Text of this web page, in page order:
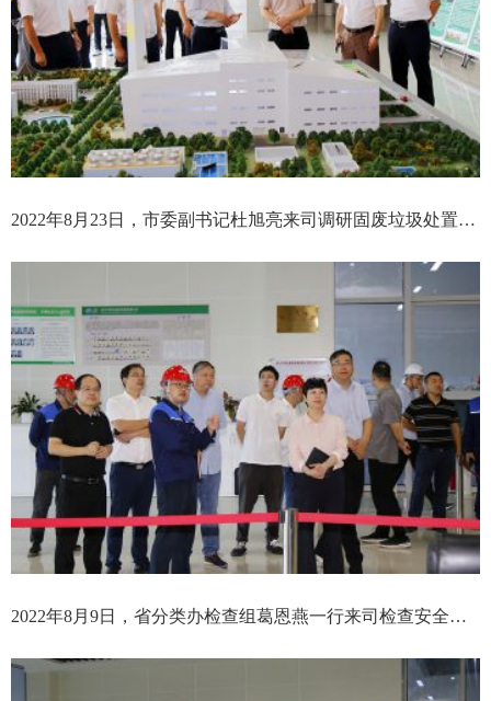
2022年8月23日，市委副书记杜旭亮来司调研固废垃圾处置情况
2022年8月9日，省分类办检查组葛恩燕一行来司检查安全生产工作